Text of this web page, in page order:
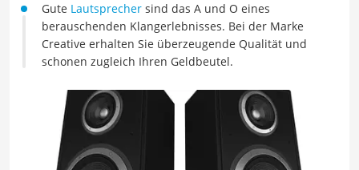
Gute Lautsprecher sind das A und O eines
berauschenden Klangerlebnisses. Bei der Marke
Creative erhalten Sie überzeugende Qualität und
schonen zugleich Ihren Geldbeutel.